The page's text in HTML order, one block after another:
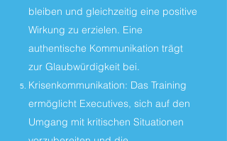
bleiben und gleichzeitig eine positive
Wirkung zu erzielen. Eine
authentische Kommunikation trägt
zur Glaubwürdigkeit bei.
Krisenkommunikation: Das Training
ermöglicht Executives, sich auf den
Umgang mit kritischen Situationen